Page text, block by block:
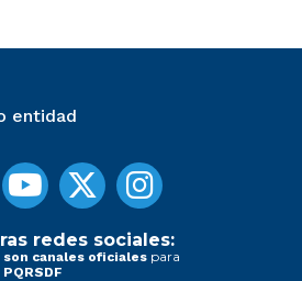
redes sociales:
son canales oficiales para
PQRSDF